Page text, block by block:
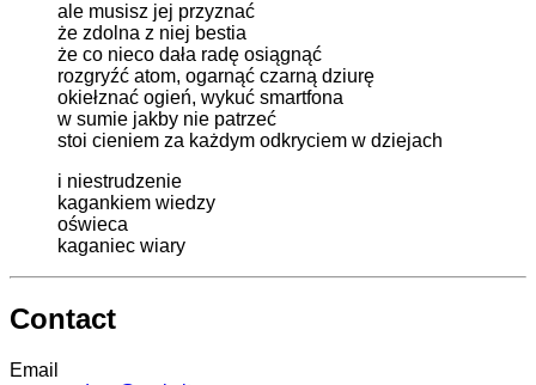
ale musisz jej przyznać
że zdolna z niej bestia
że co nieco dała radę osiągnąć
rozgryźć atom, ogarnąć czarną dziurę
okiełznać ogień, wykuć smartfona
w sumie jakby nie patrzeć
stoi cieniem za każdym odkryciem w dziejach
i niestrudzenie
kagankiem wiedzy
oświeca
kaganiec wiary
Contact
Email